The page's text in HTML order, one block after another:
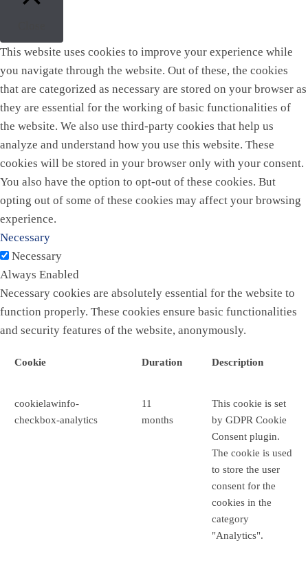
This website uses cookies to improve your experience while
you navigate through the website. Out of these, the cookies
that are categorized as necessary are stored on your browser as
they are essential for the working of basic functionalities of
the website. We also use third-party cookies that help us
analyze and understand how you use this website. These
cookies will be stored in your browser only with your consent.
You also have the option to opt-out of these cookies. But
opting out of some of these cookies may affect your browsing
experience.
Necessary
Necessary
Always Enabled
Necessary cookies are absolutely essential for the website to
function properly. These cookies ensure basic functionalities
and security features of the website, anonymously.
Cookie Duration Description
cookielawinfo-
checkbox-analytics
11
months
This cookie is set
by GDPR Cookie
Consent plugin.
The cookie is used
to store the user
consent for the
cookies in the
category
"Analytics".